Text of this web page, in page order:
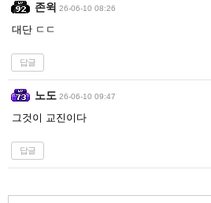
존윅 26-06-10 08:26
대단 ㄷㄷ
답글
노도 26-06-10 09:47
그것이 교진이다
답글